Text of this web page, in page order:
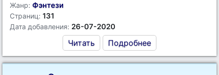
Жанр: Фэнтези
Страниц: 131
Дата добавления: 26-07-2020
Читать Подробнее